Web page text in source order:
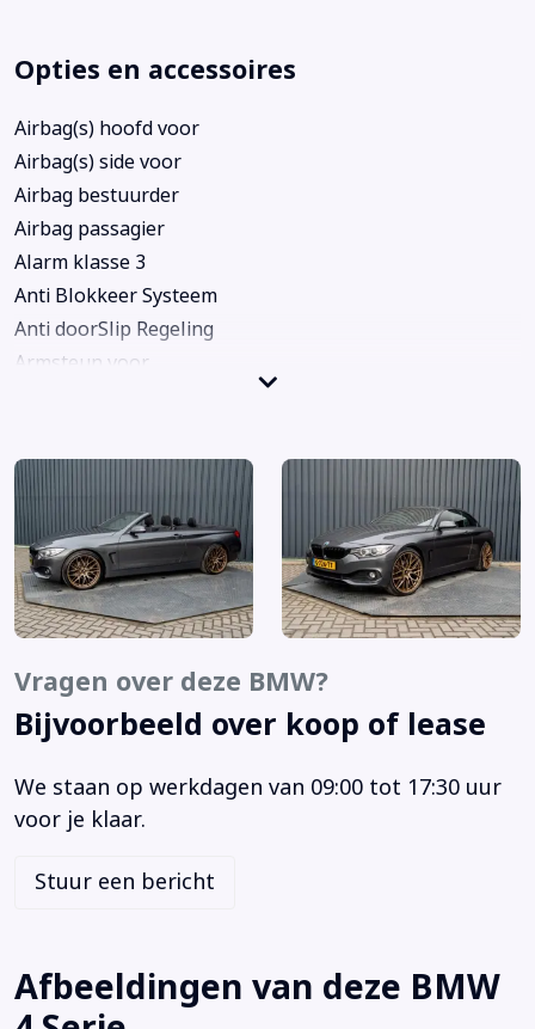
Opties en accessoires
Airbag(s) hoofd voor
Airbag(s) side voor
Airbag bestuurder
Airbag passagier
Alarm klasse 3
Anti Blokkeer Systeem
Anti doorSlip Regeling
Armsteun voor
Audioinstallatie met CD-speler
Bi-xenon koplampen
Bluetooth
Boordcomputer
Buitenspiegels elektrisch verstel- en verwarmbaar
Chroom delen exterieur
Cruise control
Electronic climate control
Elektrisch bedienbare kap
Elektrisch verstelbare stoel(en) met geheugen
Elektronisch Stabiliteits Programma
Koplampreiniging
Metaalkleur
Vragen over deze BMW?
Bijvoorbeeld over koop of lease
We staan op werkdagen van 09:00 tot 17:30 uur
voor je klaar.
Stuur een bericht
Afbeeldingen van deze BMW